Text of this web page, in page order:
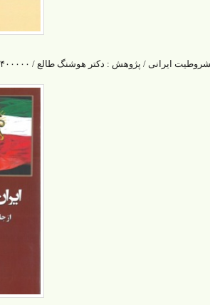
ایرانی / پژوهش : دکتر هوشنگ طالع / ۴۰۰۰۰۰ تومان